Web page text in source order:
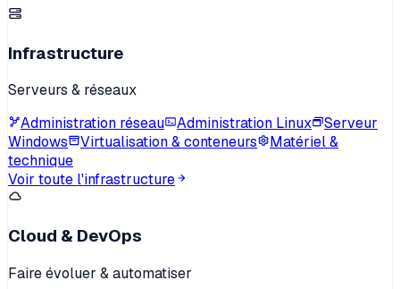
Infrastructure
Serveurs & réseaux
Administration réseau
Administration Linux
Serveur
Windows
Virtualisation & conteneurs
Matériel &
technique
Voir toute l'infrastructure
Cloud & DevOps
Faire évoluer & automatiser